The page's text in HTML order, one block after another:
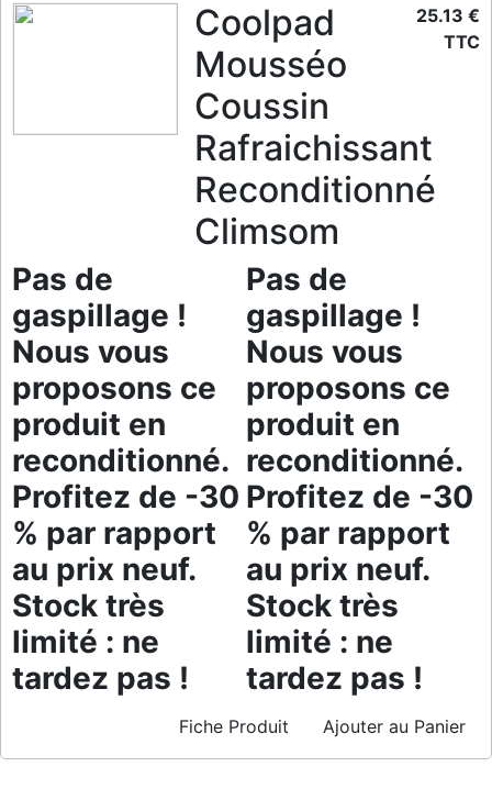
Coolpad
Mousséo
Coussin
Rafraichissant
Reconditionné
Climsom
Pas de
gaspillage !
Nous vous
proposons ce
produit en
reconditionné.
Profitez de -30
% par rapport
au prix neuf.
Stock très
limité : ne
tardez pas !
Pas de
gaspillage !
Nous vous
proposons ce
produit en
reconditionné.
Profitez de -30
% par rapport
au prix neuf.
Stock très
limité : ne
tardez pas !
25.13 €
TTC
Fiche Produit Ajouter au Panier